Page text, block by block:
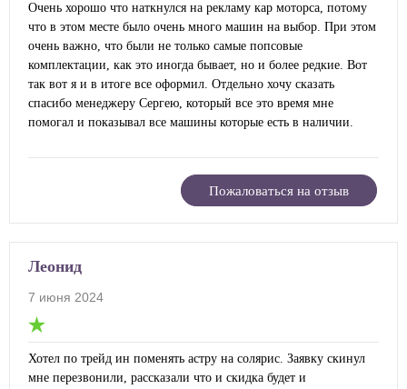
Очень хорошо что наткнулся на рекламу кар моторса, потому
что в этом месте было очень много машин на выбор. При этом
очень важно, что были не только самые попсовые
комплектации, как это иногда бывает, но и более редкие. Вот
так вот я и в итоге все оформил. Отдельно хочу сказать
спасибо менеджеру Сергею, который все это время мне
помогал и показывал все машины которые есть в наличии.
Пожаловаться на отзыв
Леонид
7 июня 2024
Хотел по трейд ин поменять астру на солярис. Заявку скинул
мне перезвонили, рассказали что и скидка будет и